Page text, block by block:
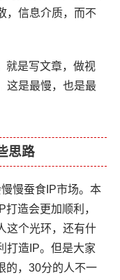
，信息介质，而不
就是写文章，做视
这是最慢，也是最
思路
慢蚕食IP市场。本
造会更加顺利，
这个光环，还有什
打造IP。但是大家
的，30分的人不一